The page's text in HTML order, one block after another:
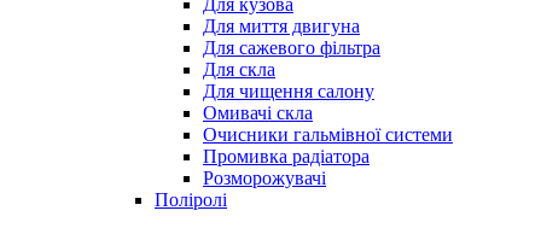
Для миття двигуна
Для сажевого фільтра
Для скла
Для чищення салону
Омивачі скла
Очисники гальмівної системи
Промивка радіатора
Розморожувачі
Поліролі